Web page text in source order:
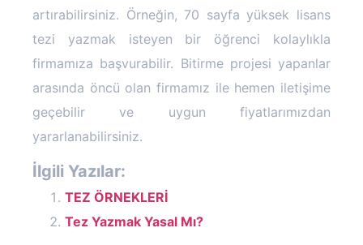
artırabilirsiniz. Örneğin, 70 sayfa yüksek lisans
tezi yazmak isteyen bir öğrenci kolaylıkla
firmamıza başvurabilir. Bitirme projesi yapanlar
arasında öncü olan firmamız ile hemen iletişime
geçebilir ve uygun fiyatlarımızdan
yararlanabilirsiniz.
İlgili Yazılar:
TEZ ÖRNEKLERİ
Tez Yazmak Yasal Mı?